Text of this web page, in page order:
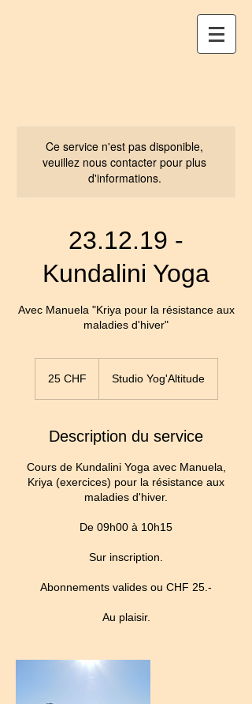
Ce service n'est pas disponible,
veuillez nous contacter pour plus
d'informations.
23.12.19 -
Kundalini Yoga
Avec Manuela "Kriya pour la résistance aux
maladies d'hiver"
suisses25 CHF Studio Yog'Altitude
Description du service
Cours de Kundalini Yoga avec Manuela,
Kriya (exercices) pour la résistance aux
maladies d'hiver.
De 09h00 à 10h15
Sur inscription.
Abonnements valides ou CHF 25.-
Au plaisir.